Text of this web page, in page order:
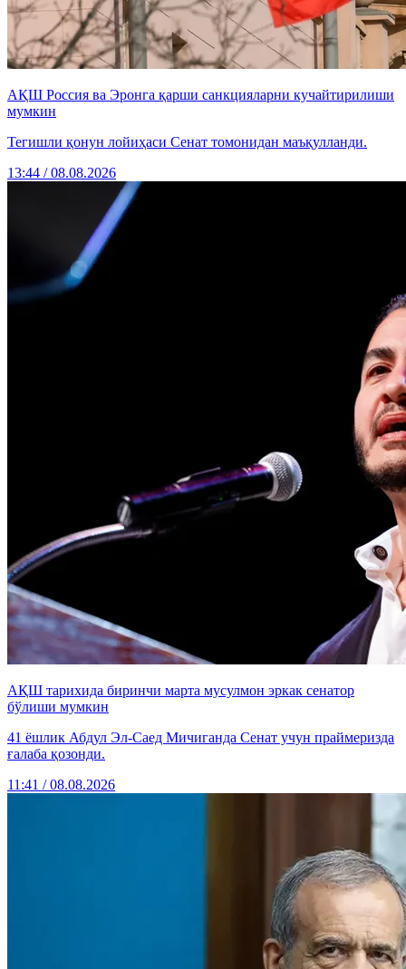
АҚШ Россия ва Эронга қарши санкцияларни кучайтирилиши
мумкин
Тегишли қонун лойиҳаси Сенат томонидан маъқулланди.
13:44 / 08.08.2026
АҚШ тарихида биринчи марта мусулмон эркак сенатор
бўлиши мумкин
41 ёшлик Абдул Эл-Саед Мичиганда Сенат учун праймеризда
ғалаба қозонди.
11:41 / 08.08.2026